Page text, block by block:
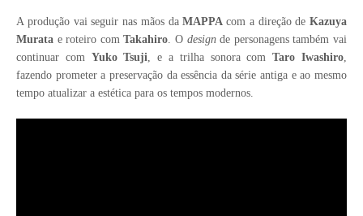
A produção vai seguir nas mãos daMAPPA com a direção de Kazuya
Murata e roteiro comTakahiro. O designde personagens também vai
continuar com Yuko Tsuji, e a trilha sonora comTaro Iwashiro,
fazendo prometer a preservação da essência da série antiga e ao mesmo
tempo atualizar a estética para os tempos modernos.